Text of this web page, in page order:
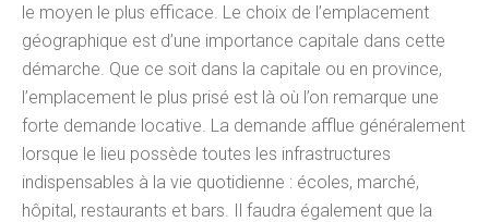
le moyen le plus efficace. Le choix de l’emplacement
géographique est d’une importance capitale dans cette
démarche. Que ce soit dans la capitale ou en province,
l’emplacement le plus prisé est là où l’on remarque une
forte demande locative. La demande afflue généralement
lorsque le lieu possède toutes les infrastructures
indispensables à la vie quotidienne : écoles, marché,
hôpital, restaurants et bars. Il faudra également que la